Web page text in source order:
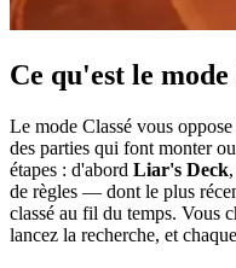
Ce qu'est le mode
Le mode Classé vous
des parties qui font monter
étapes : d'abord Liar's Deck
de règles — dont le plus
classé au fil du temps. Vous
lancez la recherche, et